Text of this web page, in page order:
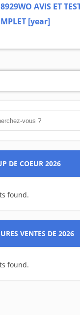
AVIS ET
[year]
DE COEUR 2026
found.
VENTES DE 2026
found.